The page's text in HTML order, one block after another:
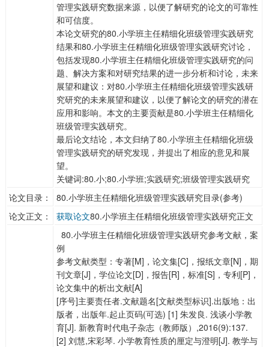
管理实践研究数据来源，以便了解研究的论文的可靠性
和可信度。
本论文研究的80.小学班主任精细化班级管理实践研究
结果和80.小学班主任精细化班级管理实践研究讨论，
包括发现80.小学班主任精细化班级管理实践研究的问
题、解决方案和对研究结果的进一步分析和讨论，未来
展望和建议：对80.小学班主任精细化班级管理实践研
究研究的未来展望和建议，以便了解论文的研究的潜在
应用和影响。本文的主要贡献是80.小学班主任精细化
班级管理实践研究。
最后论文结论，本文归纳了80.小学班主任精细化班级
管理实践研究的研究发现，并提出了相应的意见和展
望。
关键词:80.小;80.小学班;实践研究;班级管理实践研究
论文目录：
80.小学班主任精细化班级管理实践研究目录(参考)
论文正文：
获取论文80.小学班主任精细化班级管理实践研究正文
80.小学班主任精细化班级管理实践研究参考文献，案
例
参考文献类型：专著[M]，论文集[C]，报纸文章[N]，期
刊文章[J]，学位论文[D]，报告[R]，标准[S]，专利[P]，
论文集中的析出文献[A]
[序号]主要责任者.文献题名[文献类型标识].出版地：出
版者，出版年.起止页码(可选) [1] 朱发良. 浅谈小学教
育[J]. 新教育时代电子杂志（教师版）,2016(9):137.
[2] 刘慧,宋彩琴. 小学教育性质的厘定与澄明[J]. 教学与